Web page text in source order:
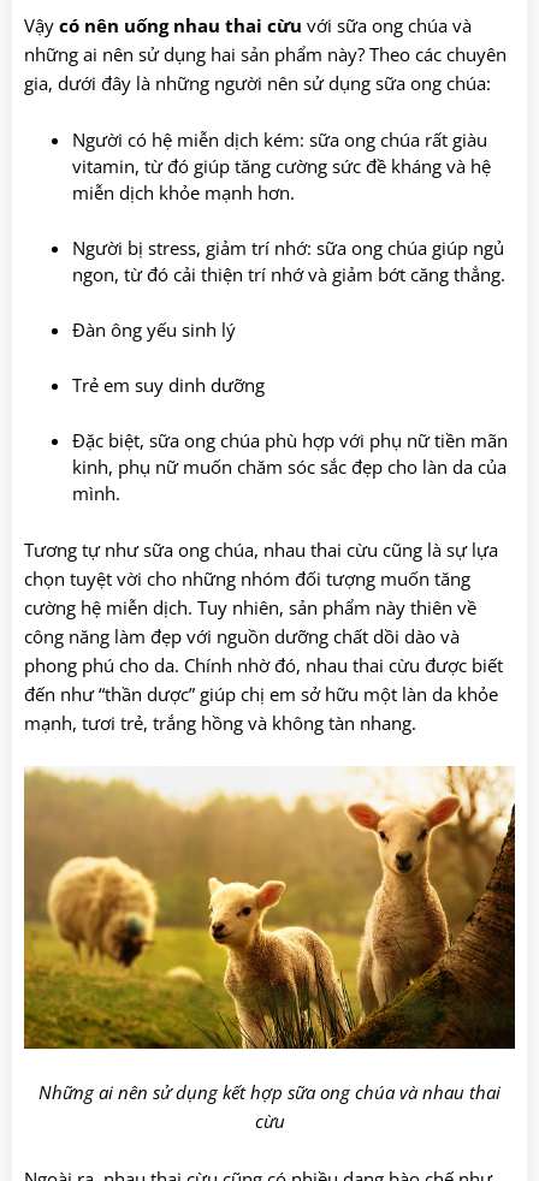
Vậy có nên uống nhau thai cừu với sữa ong chúa và
những ai nên sử dụng hai sản phẩm này? Theo các chuyên
gia, dưới đây là những người nên sử dụng sữa ong chúa:
Người có hệ miễn dịch kém: sữa ong chúa rất giàu
vitamin, từ đó giúp tăng cường sức đề kháng và hệ
miễn dịch khỏe mạnh hơn.
Người bị stress, giảm trí nhớ: sữa ong chúa giúp ngủ
ngon, từ đó cải thiện trí nhớ và giảm bớt căng thẳng.
Đàn ông yếu sinh lý
Trẻ em suy dinh dưỡng
Đặc biệt, sữa ong chúa phù hợp với phụ nữ tiền mãn
kinh, phụ nữ muốn chăm sóc sắc đẹp cho làn da của
mình.
Tương tự như sữa ong chúa, nhau thai cừu cũng là sự lựa
chọn tuyệt vời cho những nhóm đối tượng muốn tăng
cường hệ miễn dịch. Tuy nhiên, sản phẩm này thiên về
công năng làm đẹp với nguồn dưỡng chất dồi dào và
phong phú cho da. Chính nhờ đó, nhau thai cừu được biết
đến như “thần dược” giúp chị em sở hữu một làn da khỏe
mạnh, tươi trẻ, trắng hồng và không tàn nhang.
Những ai nên sử dụng kết hợp sữa ong chúa và nhau thai
cừu